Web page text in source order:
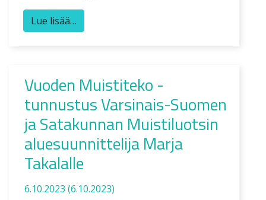
Lue lisää…
Vuoden Muistiteko -
tunnustus Varsinais-Suomen
ja Satakunnan Muistiluotsin
aluesuunnittelija Marja
Takalalle
6.10.2023 (6.10.2023)